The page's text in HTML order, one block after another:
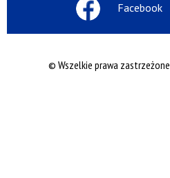
Facebook
© Wszelkie prawa